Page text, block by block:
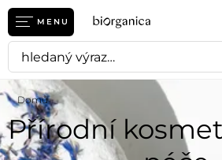
MENU
Domů
Přírodní